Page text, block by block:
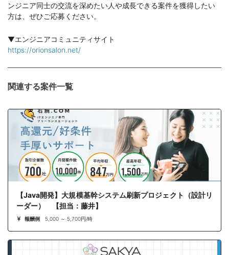
ンジニア同士の交流を深めたい人や成長できる案件を獲得したい
方は、ぜひご応募ください。
▼エンジニアコミュニティサイト
https://orionsalon.net/
関連する案件一覧
【Java開発】大規模基幹システム刷新プロジェクト（設計リ
ーダー） 【担当：藤井】
報酬例 5,000 ～ 5,700円/時